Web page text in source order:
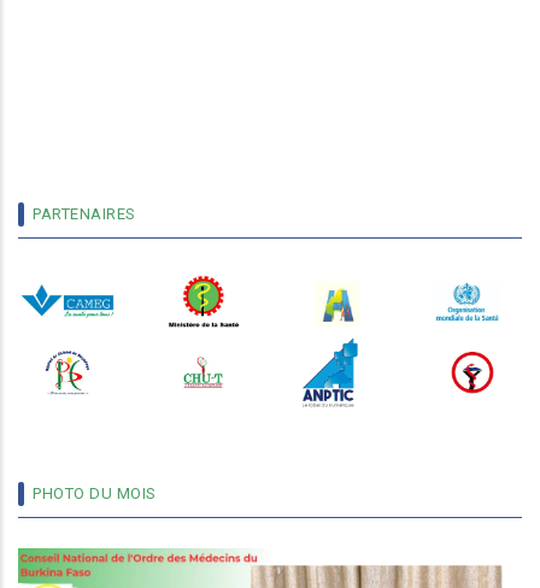
PARTENAIRES
PHOTO DU MOIS